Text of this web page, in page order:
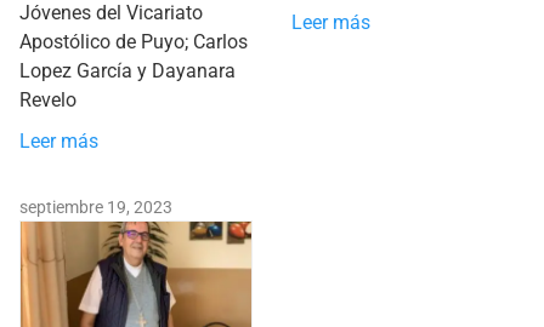
Jóvenes del Vicariato
Apostólico de Puyo; Carlos
Lopez García y Dayanara
Revelo
Leer más
Leer más
septiembre 19, 2023